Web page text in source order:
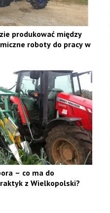
produkować między
roboty do pracy w
– co ma do
z Wielkopolski?